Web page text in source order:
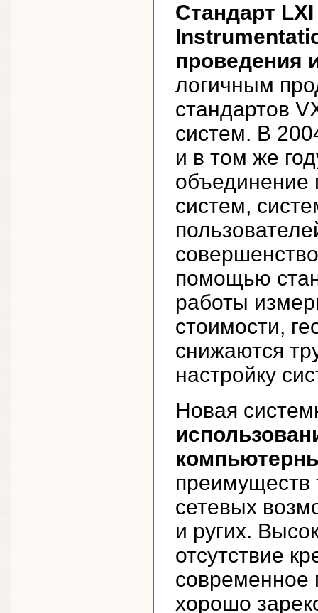
Стандарт
проведения
логичным
стандартов
систем. В
и в том же
объединение
систем,
помощью
работы
стоимости,
снижаются
настройку
Новая
преимуществ
сетевых
и ругих.
отсутствие
современное
хорошо